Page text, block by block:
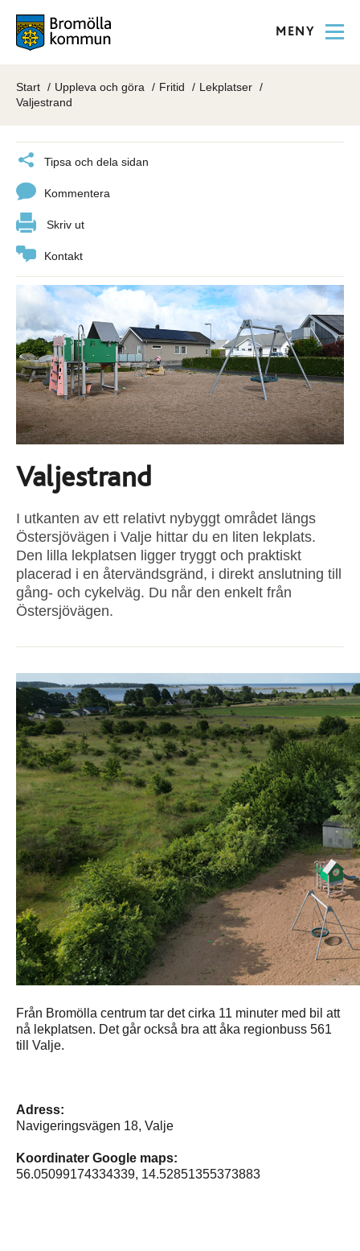
MENY
Start Uppleva och göra Fritid
Lekplatser
Valjestrand
Tipsa och dela sidan
Kommentera
Skriv ut
Kontakt
Valjestrand
I utkanten av ett relativt nybyggt området längs
Östersjövägen i Valje hittar du en liten lekplats.
Den lilla lekplatsen ligger tryggt och praktiskt
placerad i en återvändsgränd, i direkt anslutning till
gång- och cykelväg. Du når den enkelt från
Östersjövägen.
Från Bromölla centrum tar det cirka 11 minuter med bil att
nå lekplatsen. Det går också bra att åka regionbuss 561
till Valje.
Adress:
Navigeringsvägen 18, Valje
Koordinater Google maps:
56.05099174334339, 14.52851355373883